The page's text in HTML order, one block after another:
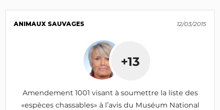
ANIMAUX SAUVAGES 12/03/2015
+13
Amendement 1001 visant à soumettre la liste des
«espèces chassables» à l’avis du Muséum National